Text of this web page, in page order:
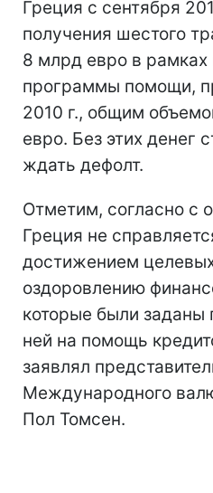
Греция с сентября
получения шестого
8 млрд евро в рамках
программы помощи,
2010 г., общим
евро. Без этих денег
ждать дефолт.
Отметим, согласно с
Греция не
достижением
оздоровлению
которые были
ней на помощь
заявлял
Международного
Пол Томсен.